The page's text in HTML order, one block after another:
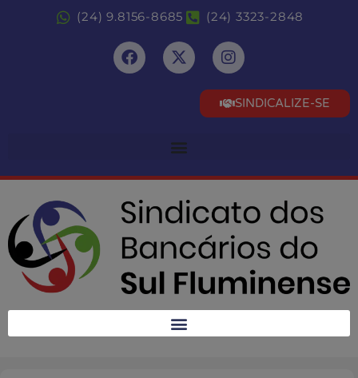
(24) 9.8156-8685 (24) 3323-2848
SINDICALIZE-SE